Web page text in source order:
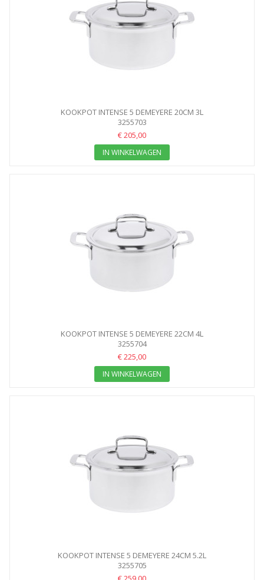
KOOKPOT INTENSE 5 DEMEYERE 20CM 3L
3255703
€ 205,00
IN WINKELWAGEN
KOOKPOT INTENSE 5 DEMEYERE 22CM 4L
3255704
€ 225,00
IN WINKELWAGEN
KOOKPOT INTENSE 5 DEMEYERE 24CM 5.2L
3255705